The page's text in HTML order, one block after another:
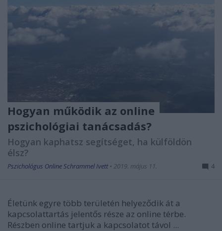
Hogyan működik az online
pszichológiai tanácsadás?
Hogyan kaphatsz segítséget, ha külföldön
élsz?
Pszichológus Online Schrammel Ivett • 2019. május 11. 4
Életünk egyre több területén helyeződik át a
kapcsolattartás jelentős része az online térbe.
Részben online tartjuk a kapcsolatot távol ...